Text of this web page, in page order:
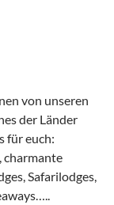
von unseren
der Länder
für euch:
charmante
Safarilodges,